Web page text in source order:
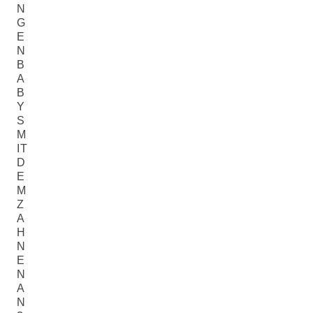
N
G
E
N
B
A
B
Y
S
M
IT
D
E
M
Z
A
H
N
E
N
A
N